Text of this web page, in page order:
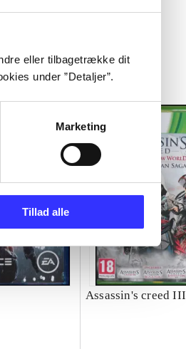
eller tilbagetrække dit
under ”Detaljer”.
Marketing
Tillad alle
Assassin's creed III